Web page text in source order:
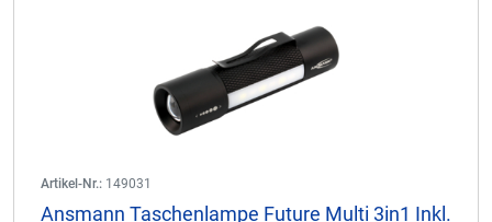
Artikel-Nr.: 149031
Ansmann Taschenlampe Future Multi 3in1 Inkl.